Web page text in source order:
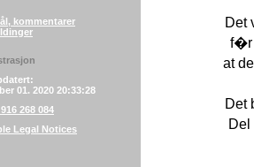
kommentarer
01. 2020 20:33:28
268 084
Legal Notices
Det
f�r
at
Det
Del